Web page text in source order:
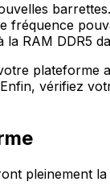
fréquence
RAM DDR5
vérifiez
pleinement